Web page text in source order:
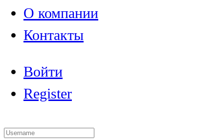
О компании
Контакты
Войти
Register